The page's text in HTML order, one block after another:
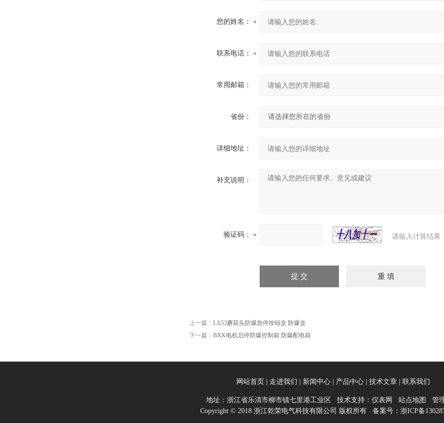
您的姓名：
联系电话：
常用邮箱：
省份：
详细地址：
补充说明：
验证码： 请输入计算结果
上一篇： LA53蘑菇头防爆急停按钮盒 防爆盒
下一篇： BXK电机启停防爆控制箱 防爆配电箱
网站首页 走进我们 新闻中心| 产品中心| 技术文章| 联系我们
地址：浙江省乐清市柳市镇七里港工业区 技术支持： 仪表网 站点地图
管
Copyright © 2018 浙江乾荣电气科技有限公司 版权所有 备案号： 浙ICP备